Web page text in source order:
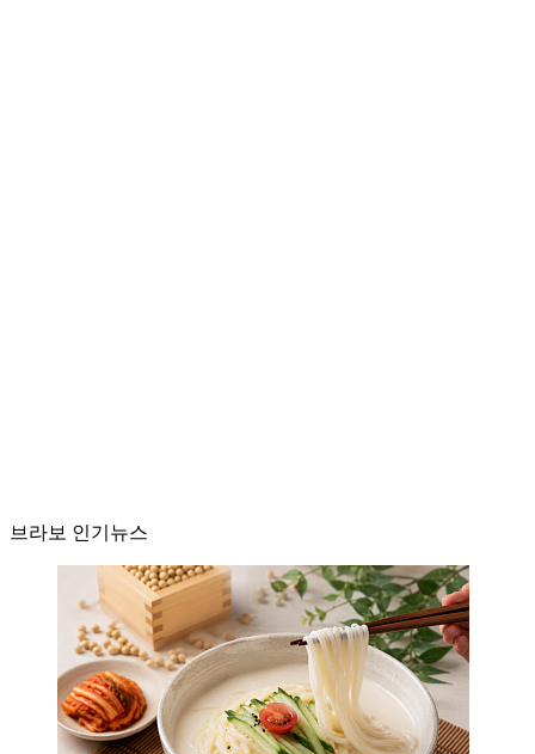
브라보 인기뉴스